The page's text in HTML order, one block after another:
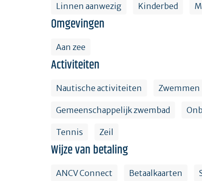
Linnen aanwezig Kinderbed
Omgevingen
Aan zee
Activiteiten
Nautische activiteiten Zwemmen
Gemeenschappelijk zwembad
Tennis Zeil
Wijze van betaling
ANCV Connect Betaalkaarten